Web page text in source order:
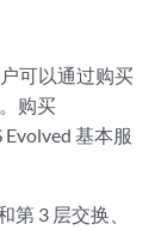
可以通过购买
购买
基本服
第 3 层交换、